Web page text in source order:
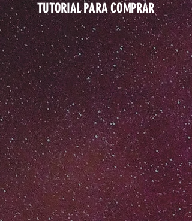
TUTORIAL PARA COMPRAR